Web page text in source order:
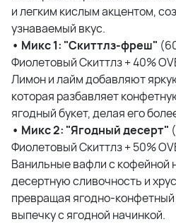
и легким кислым акцентом,
узнаваемый вкус.
• Микс 1: "Скиттлз-фреш"
Фиолетовый Скиттлз + 40%
Лимон и лайм добавляют
которая разбавляет
ягодный букет, делая его
• Микс 2: "Ягодный десерт"
Фиолетовый Скиттлз + 50%
Ванильные вафли с кофейной
десертную сливочность и
превращая ягодно-
выпечку с ягодной начинкой.